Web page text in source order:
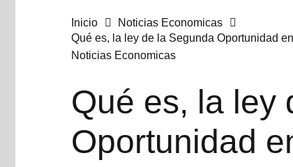
Inicio
Noticias Economicas
Qué es, la ley de la Segunda Oportunidad
Noticias Economicas
Qué es, la ley
Oportunidad